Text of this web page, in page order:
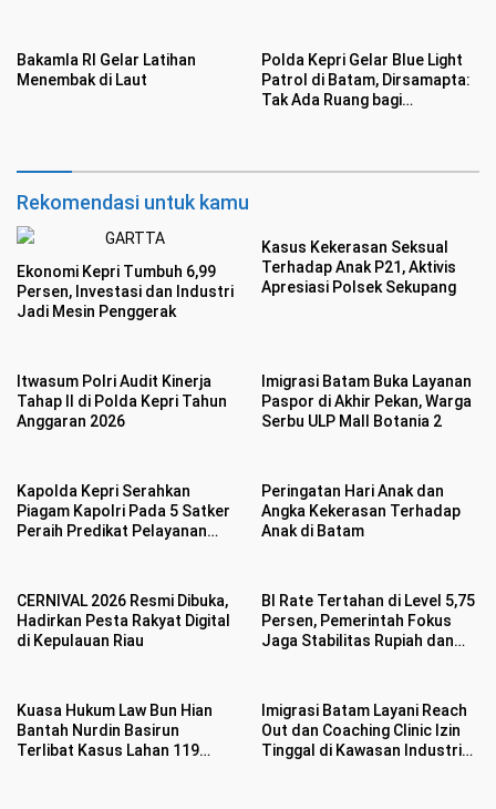
Bakamla RI Gelar Latihan
Menembak di Laut
Polda Kepri Gelar Blue Light
Patrol di Batam, Dirsamapta:
Tak Ada Ruang bagi
Rekomendasi untuk kamu
Ekonomi Kepri Tumbuh 6,99
Persen, Investasi dan Industri
Jadi Mesin Penggerak
Kasus Kekerasan Seksual
Terhadap Anak P21, Aktivis
Apresiasi Polsek Sekupang
Itwasum Polri Audit Kinerja
Tahap II di Polda Kepri Tahun
Anggaran 2026
Imigrasi Batam Buka Layanan
Paspor di Akhir Pekan, Warga
Serbu ULP Mall Botania 2
Kapolda Kepri Serahkan
Piagam Kapolri Pada 5 Satker
Peraih Predikat Pelayanan
Peringatan Hari Anak dan
Angka Kekerasan Terhadap
Anak di Batam
CERNIVAL 2026 Resmi Dibuka,
Hadirkan Pesta Rakyat Digital
di Kepulauan Riau
BI Rate Tertahan di Level 5,75
Persen, Pemerintah Fokus
Jaga Stabilitas Rupiah dan
Kuasa Hukum Law Bun Hian
Bantah Nurdin Basirun
Terlibat Kasus Lahan 119
Imigrasi Batam Layani Reach
Out dan Coaching Clinic Izin
Tinggal di Kawasan Industri